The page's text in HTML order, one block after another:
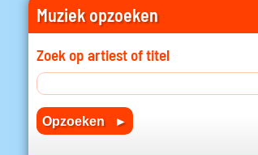
Muziek opzoeken
Zoek op artiest of titel